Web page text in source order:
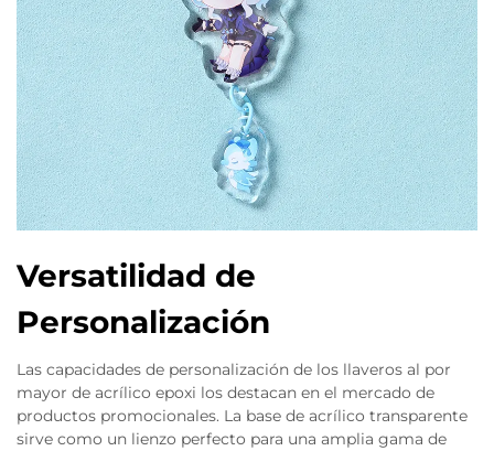
Versatilidad de
Personalización
Las capacidades de personalización de los llaveros al por
mayor de acrílico epoxi los destacan en el mercado de
productos promocionales. La base de acrílico transparente
sirve como un lienzo perfecto para una amplia gama de